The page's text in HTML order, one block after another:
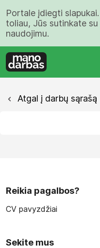
Portale įdiegti
toliau, Jūs sutinkate su
naudojimu.
Atgal į darbų sąrašą
Reikia pagalbos?
CV pavyzdžiai
Sekite mus